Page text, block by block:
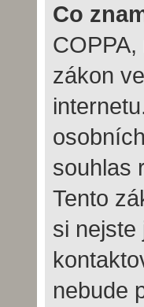
Co
zákon
souhlas
Tento
si nejste
nebude